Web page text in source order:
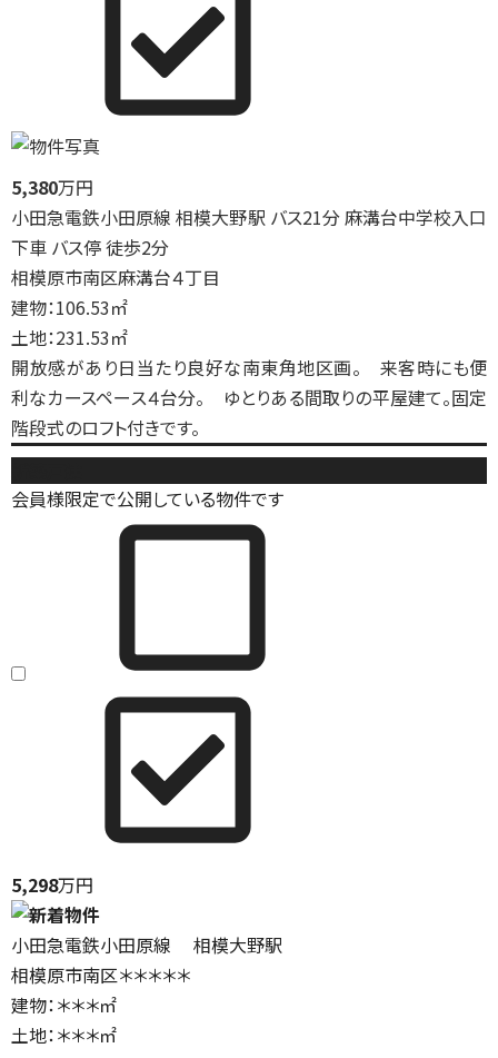
5,380万円
小田急電鉄小田原線 相模大野駅 バス21分 麻溝台中学校入口
下車 バス停 徒歩2分
相模原市南区麻溝台４丁目
建物：106.53㎡
土地：231.53㎡
開放感があり日当たり良好な南東角地区画。 来客時にも便
利なカースペース４台分。 ゆとりある間取りの平屋建て。固定
階段式のロフト付きです。
会員様限定で公開している物件です
5,298万円
小田急電鉄小田原線 相模大野駅
相模原市南区＊＊＊＊＊
建物：＊＊＊㎡
土地：＊＊＊㎡